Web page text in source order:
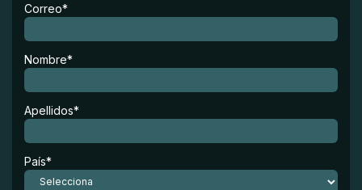
Correo*
Nombre*
Apellidos*
País*